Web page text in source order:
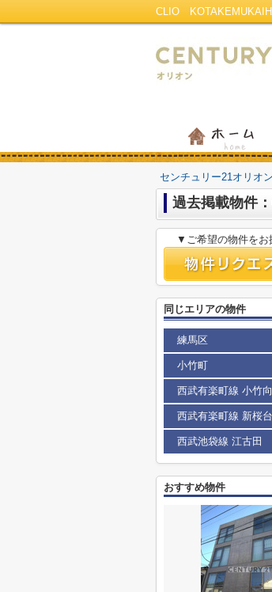
CLIO
センチュリー21オリオン
過去掲載物件
▼ご希望の物件をお
同じエリアの物件
練馬区
小竹町
西武有楽町線 小竹
西武有楽町線 新桜台
西武池袋線 江古田
おすすめ物件